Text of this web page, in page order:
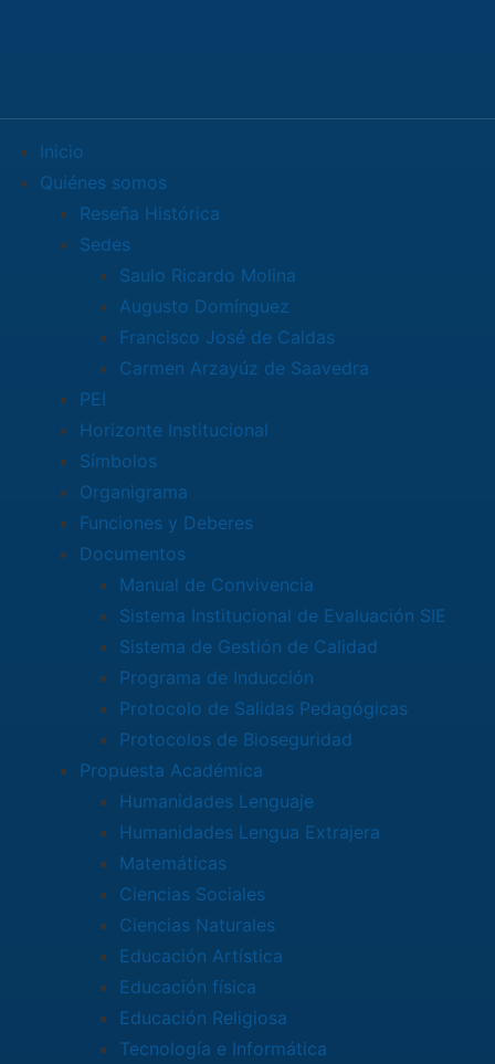
Inicio
Quiénes somos
Reseña Histórica
Sedes
Saulo Ricardo Molina
Augusto Domínguez
Francisco José de Caldas
Carmen Arzayúz de Saavedra
PEI
Horizonte Institucional
Símbolos
Organigrama
Funciones y Deberes
Documentos
Manual de Convivencia
Sistema Institucional de Evaluación SIE
Sistema de Gestión de Calidad
Programa de Inducción
Protocolo de Salidas Pedagógicas
Protocolos de Bioseguridad
Propuesta Académica
Humanidades Lenguaje
Humanidades Lengua Extrajera
Matemáticas
Ciencias Sociales
Ciencias Naturales
Educación Artística
Educación física
Educación Religiosa
Tecnología e Informática